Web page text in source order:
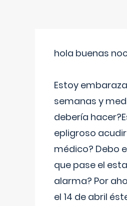
hola buenas
Estoy
semanas y
debería
epligroso
médico? Debo
que pase el
alarma? Por
el 14 de abril